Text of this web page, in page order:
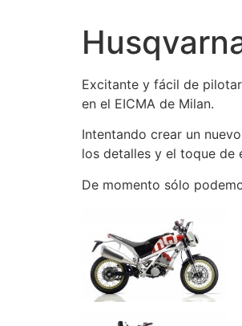
Excitante y fácil de
en el EICMA de Milan.
Intentando crear un
los detalles y el toque de
De momento sólo